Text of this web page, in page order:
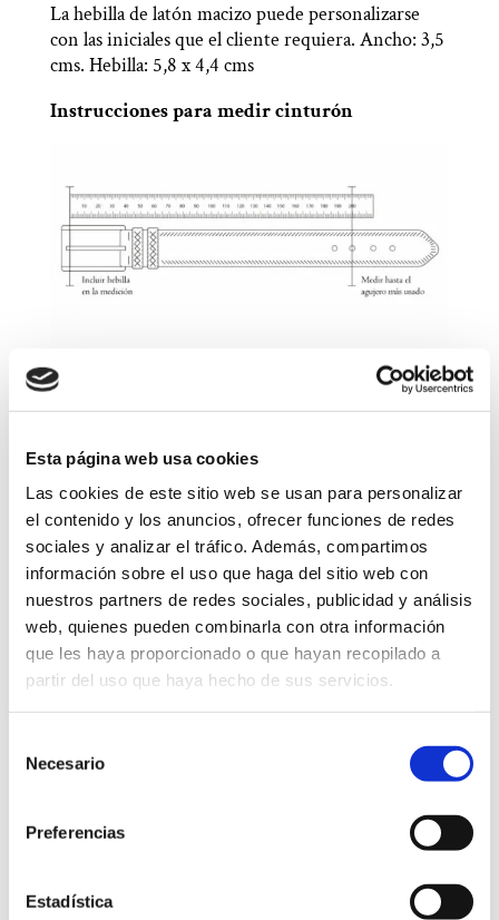
Esta página web usa cookies
Las cookies de este sitio web se usan para personalizar
el contenido y los anuncios, ofrecer funciones de redes
sociales y analizar el tráfico. Además, compartimos
información sobre el uso que haga del sitio web con
nuestros partners de redes sociales, publicidad y análisis
web, quienes pueden combinarla con otra información
que les haya proporcionado o que hayan recopilado a
partir del uso que haya hecho de sus servicios.
Necesario
Preferencias
Estadística
La hebilla de latón macizo puede personalizarse
con las iniciales que el cliente requiera. Ancho: 3,5
cms. Hebilla: 5,8 x 4,4 cms
Instrucciones para medir cinturón
Iniciales
Cm:
*Si no puede medir el cinturón, indícanos la talla de
pantalón.
Talla:
Cinturón
con
Iniciales